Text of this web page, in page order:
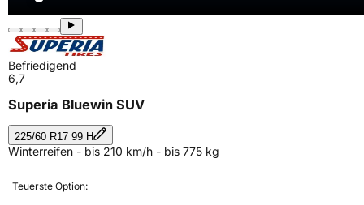
Befriedigend
6,7
Superia Bluewin SUV
225/60 R17 99 H
Winterreifen - bis 210 km/h - bis 775 kg
Teuerste Option: